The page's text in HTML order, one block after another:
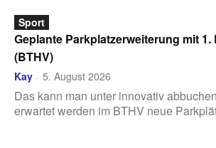
Sport
Geplante Parkplatzerweiterung mit
(BTHV)
Kay - 5. August 2026
Das kann man unter innovativ
erwartet werden im BTHV neue